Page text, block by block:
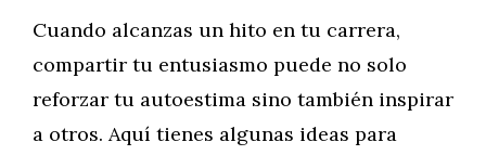
Cuando alcanzas un hito en tu carrera,
compartir tu entusiasmo puede no solo
reforzar tu autoestima sino también inspirar
a otros. Aquí tienes algunas ideas para